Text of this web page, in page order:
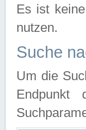
Es ist
nutzen.
Suche
Um die
Endpunkt